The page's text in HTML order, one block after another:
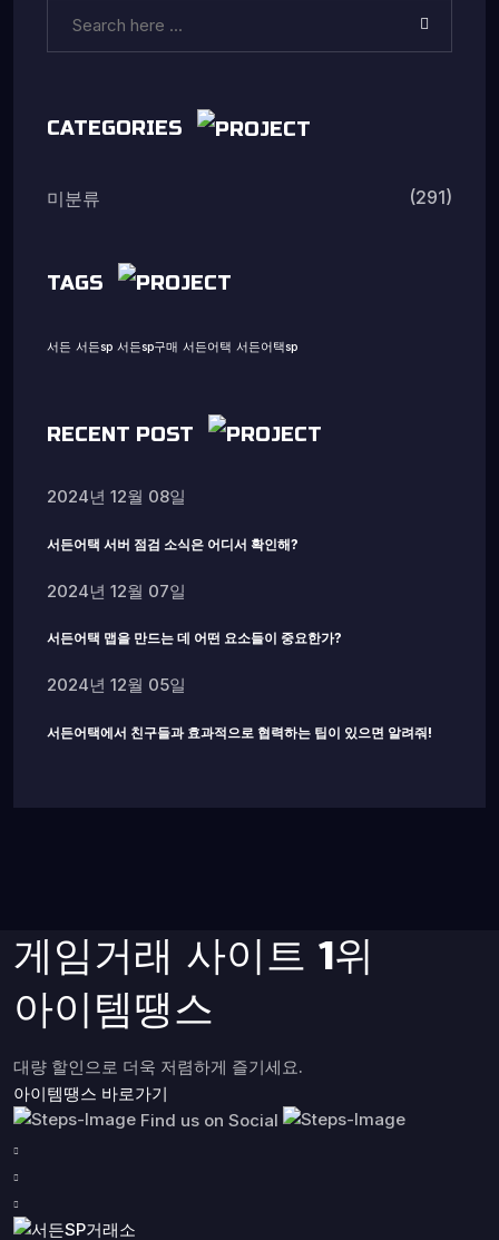
CATEGORIES
미분류 (291)
TAGS
서든 서든sp 서든sp구매 서든어택 서든어택sp
RECENT POST
2024년 12월 08일
서든어택 서버 점검 소식은 어디서 확인해?
2024년 12월 07일
서든어택 맵을 만드는 데 어떤 요소들이 중요한가?
2024년 12월 05일
서든어택에서 친구들과 효과적으로 협력하는 팁이 있으면 알려줘!
게임거래 사이트 1위
아이템땡스
대량 할인으로 더욱 저렴하게 즐기세요.
아이템땡스 바로가기
Find us on Social